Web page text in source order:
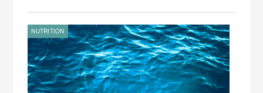
NUTRITION